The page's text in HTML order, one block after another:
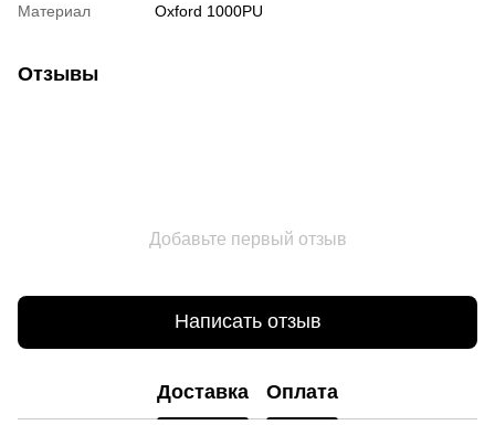
Материал Oxford 1000PU
Отзывы
Добавьте первый отзыв
Написать отзыв
Доставка Оплата